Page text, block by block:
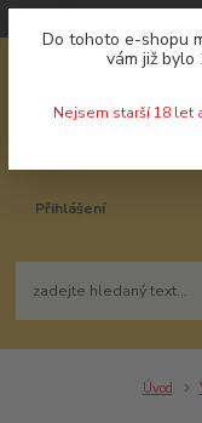
Do tohoto e-shopu
vám již bylo
Nejsem starší 18 let
Přihlášení
Úvod